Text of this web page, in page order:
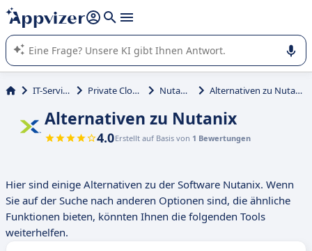
beantworten (mehrere Zeilen mit
Die KI von Appvizer führt Sie bei der Nutzung oder Auswahl
von SaaS-Software in Unternehmen.
IT-Service Private Cloud Nutanix Alternativen zu Nutanix
Alternativen zu Nutanix
4.0Erstellt auf Basis von 1 Bewertungen
Hier sind einige Alternativen zu der Software Nutanix. Wenn
Sie auf der Suche nach anderen Optionen sind, die ähnliche
Funktionen bieten, könnten Ihnen die folgenden Tools
weiterhelfen.